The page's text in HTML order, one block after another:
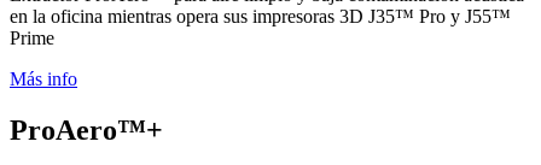
en la oficina mientras opera sus impresoras 3D J35™ Pro y J55™
Prime
Más info
ProAero™+